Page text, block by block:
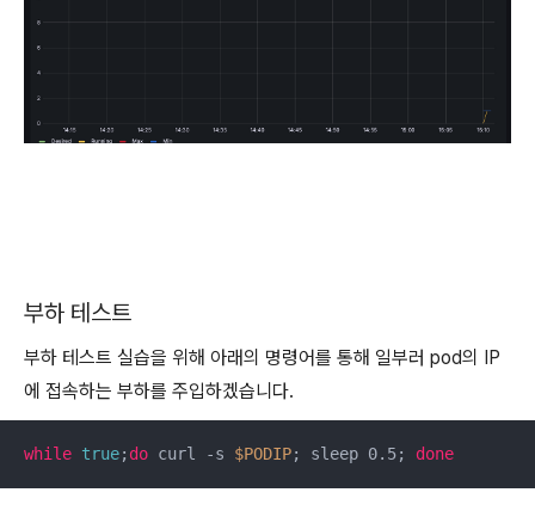
부하 테스트
부하 테스트 실습을 위해 아래의 명령어를 통해 일부러 pod의 IP
에 접속하는 부하를 주입하겠습니다.
while true; do curl -s $PODIP; sleep 0.5; done